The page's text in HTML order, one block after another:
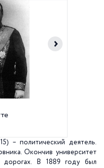
– политический деятель.
Окончив университет
В 1889 году был